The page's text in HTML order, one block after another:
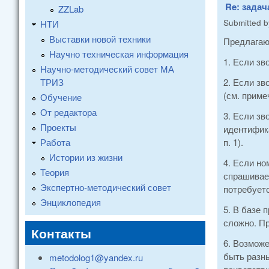
Re:
Submitted
1. Если
2. Если
(см.
3. Если
п. 1).
4. Если
5. В базе
сложно.
6.
быть
ZZLab
НТИ
Выставки новой техники
Научно техническая информация
Научно-методический совет МА
ТРИЗ
Обучение
От редактора
Проекты
Работа
Истории из жизни
Теория
Экспертно-методический совет
Энциклопедия
Контакты
metodolog1@yandex.ru